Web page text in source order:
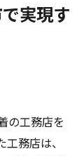
実現す
の工務店を
務店は、